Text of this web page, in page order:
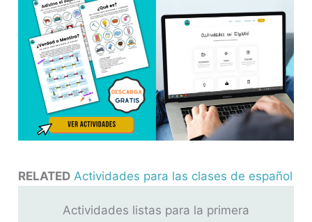
RELATED Actividades para las clases de español
Actividades listas para la primera